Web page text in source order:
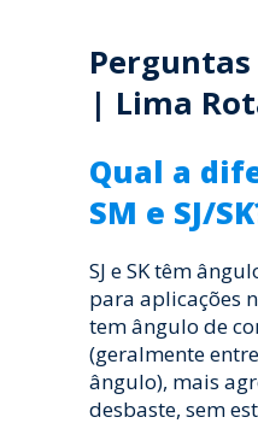
| Lima
Qual a
SM e SJ/
SJ e SK têm
para aplicações
tem ângulo de
(geralmente
ângulo), mais
desbaste, sem